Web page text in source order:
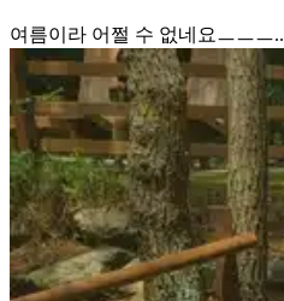
여름이라 어쩔 수 없네요ㅡㅡㅡ..